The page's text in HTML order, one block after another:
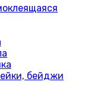
бейджи